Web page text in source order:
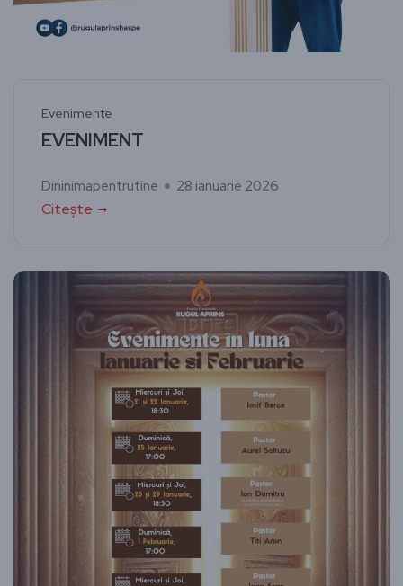
Evenimente
EVENIMENT
Dininimapentrutine 28 ianuarie 2026
Citește